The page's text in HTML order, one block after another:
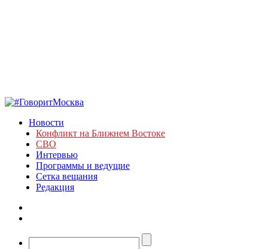
Новости
Конфликт на Ближнем Востоке
СВО
Интервью
Программы и ведущие
Сетка вещания
Редакция